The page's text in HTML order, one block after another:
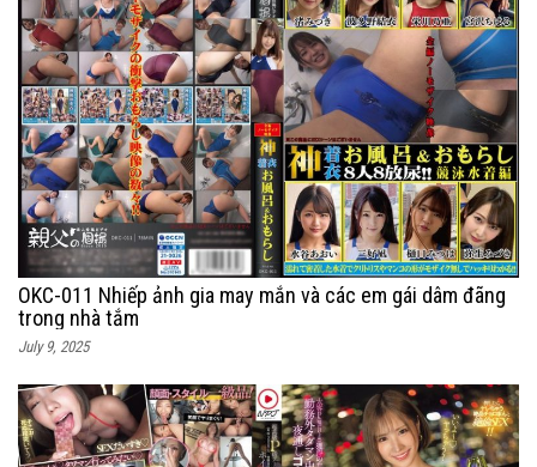
OKC-011 Nhiếp ảnh gia may mắn và các em gái dâm đãng
trong nhà tắm
July 9, 2025